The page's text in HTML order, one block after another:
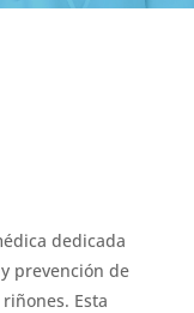
dedicada
prevención de
Esta